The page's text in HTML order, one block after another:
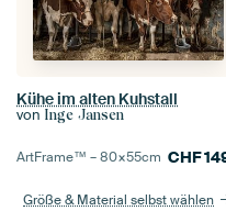
Kühe im alten Kuhstall
von Inge Jansen
ArtFrame™ –80×55cm CHF
Größe & Material selbst wählen